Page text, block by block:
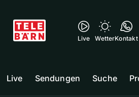
Live WetterKontakt
Live Sendungen Suche